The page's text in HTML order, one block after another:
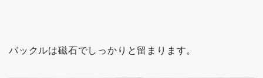
バックルは磁石でしっかりと留まります。